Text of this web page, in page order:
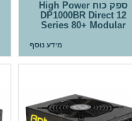
ספק כוח High Power
DP1000BR Direct 12
Series 80+ Modular
מידע נוסף